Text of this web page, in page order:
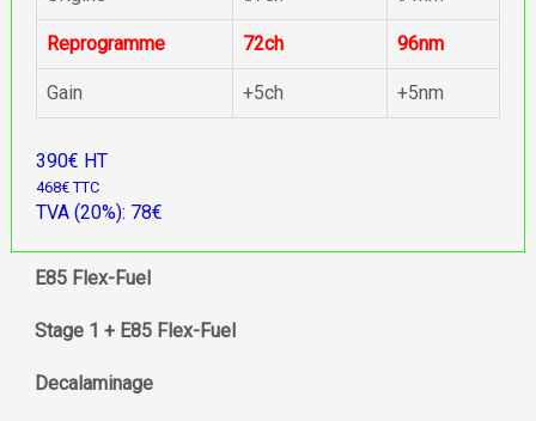
Reprogramme 72ch 96nm
Gain +5ch +5nm
390€ HT
468€ TTC
TVA (20%): 78€
E85 Flex-Fuel
Stage 1 + E85 Flex-Fuel
Decalaminage